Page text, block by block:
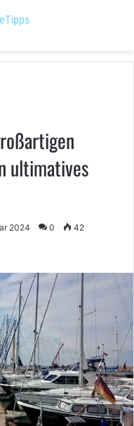
ultimatives
2024 0 42